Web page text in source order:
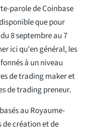
parole de Coinbase
que pour
8 septembre au 7
ici qu'en général, les
à un niveau
de trading maker et
de trading preneur.
au Royaume-
de création et de